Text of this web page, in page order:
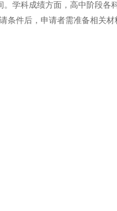
学科成绩方面，高中阶段
件后，申请者需准备相关材